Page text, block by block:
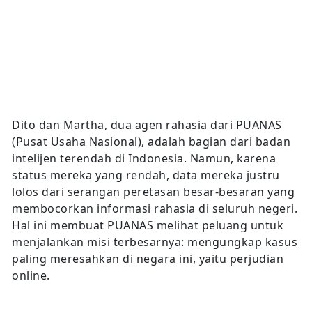
Dito dan Martha, dua agen rahasia dari PUANAS
(Pusat Usaha Nasional), adalah bagian dari badan
intelijen terendah di Indonesia. Namun, karena
status mereka yang rendah, data mereka justru
lolos dari serangan peretasan besar-besaran yang
membocorkan informasi rahasia di seluruh negeri.
Hal ini membuat PUANAS melihat peluang untuk
menjalankan misi terbesarnya: mengungkap kasus
paling meresahkan di negara ini, yaitu perjudian
online.